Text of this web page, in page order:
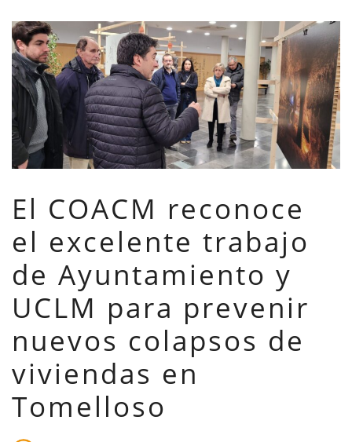
El COACM reconoce
el excelente trabajo
de Ayuntamiento y
UCLM para prevenir
nuevos colapsos de
viviendas en
Tomelloso